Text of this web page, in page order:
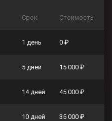
Срок Стоимость
1 день 0 ₽
5 дней 15 000 ₽
14 дней 45 000 ₽
10 дней 35 000 ₽